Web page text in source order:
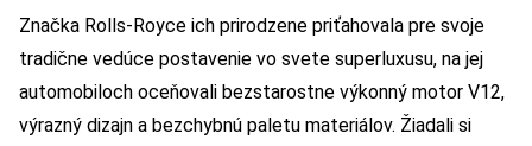
Značka Rolls-Royce ich prirodzene priťahovala pre svoje
tradične vedúce postavenie vo svete superluxusu, na jej
automobiloch oceňovali bezstarostne výkonný motor V12,
výrazný dizajn a bezchybnú paletu materiálov. Žiadali si